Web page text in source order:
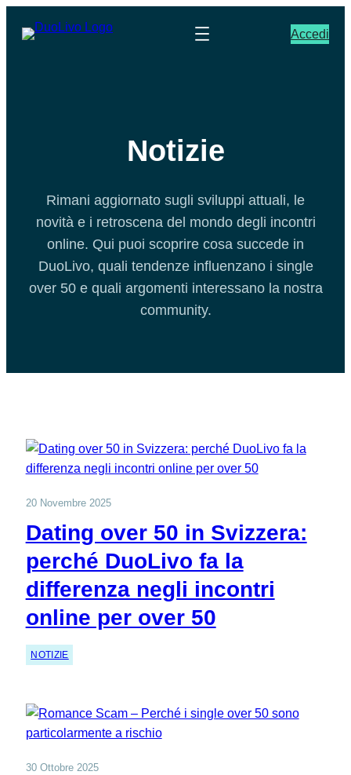
Accedi
Notizie
Rimani aggiornato sugli sviluppi attuali, le
novità e i retroscena del mondo degli incontri
online. Qui puoi scoprire cosa succede in
DuoLivo, quali tendenze influenzano i single
over 50 e quali argomenti interessano la nostra
community.
20 Novembre 2025
Dating over 50 in Svizzera:
perché DuoLivo fa la
differenza negli incontri
online per over 50
NOTIZIE
30 Ottobre 2025